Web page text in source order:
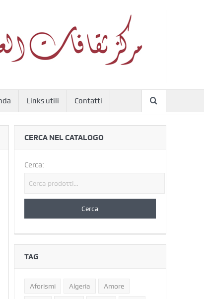
Links utili Contatti
CERCA NEL CATALOGO
Cerca:
TAG
Aforismi Algeria Amore